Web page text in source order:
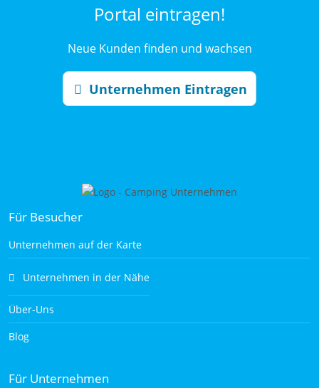
Portal eintragen!
Neue Kunden finden und wachsen
Unternehmen Eintragen
Für Besucher
Unternehmen auf der Karte
Unternehmen in der Nähe
Über-Uns
Blog
Für Unternehmen